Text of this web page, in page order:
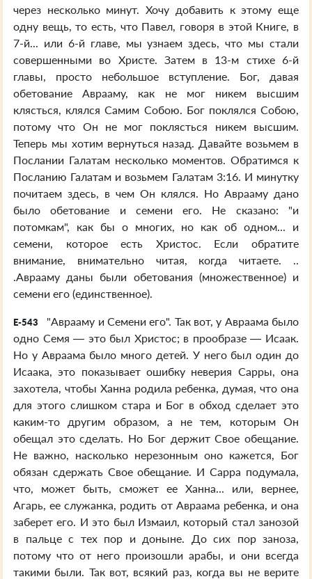
через несколько минут. Хочу добавить к этому еще
одну вещь, то есть, что Павел, говоря в этой Книге, в
7-й... или 6-й главе, мы узнаем здесь, что мы стали
совершенными во Христе. Затем в 13-м стихе 6-й
главы, просто небольшое вступление. Бог, давая
обетование Аврааму, как не мог никем высшим
клясться, клялся Самим Собою. Бог поклялся Собою,
потому что Он не мог поклясться никем высшим.
Теперь мы хотим вернуться назад. Давайте возьмем в
Послании Галатам несколько моментов. Обратимся к
Посланию Галатам и возьмем Галатам 3:16. И минутку
почитаем здесь, в чем Он клялся. Но Аврааму дано
было обетование и семени его. Не сказано: "и
потомкам", как бы о многих, но как об одном... и
семени, которое есть Христос. Если обратите
внимание, внимательно читая, когда читаете. ..
.Аврааму даны были обетования (множественное) и
семени его (единственное).
E-543
"Аврааму и Семени его". Так вот, у Авраама было
одно Семя — это был Христос; в прообразе — Исаак.
Но у Авраама было много детей. У него был один до
Исаака, это показывает ошибку неверия Сарры, она
захотела, чтобы Ханна родила ребенка, думая, что она
для этого слишком стара и Бог в обход сделает это
каким-то другим образом, а не тем, которым Он
обещал это сделать. Но Бог держит Свое обещание.
Не важно, насколько нерезонным оно кажется, Бог
обязан сдержать Свое обещание. И Сарра подумала,
что, может быть, сможет ее Ханна... или, вернее,
Агарь, ее служанка, родить от Авраама ребенка, и она
заберет его. И это был Измаил, который стал занозой
в пальце с тех пор и доныне. До сих пор заноза,
потому что от него произошли арабы, и они всегда
такими были. Так вот, всякий раз, когда вы не верите